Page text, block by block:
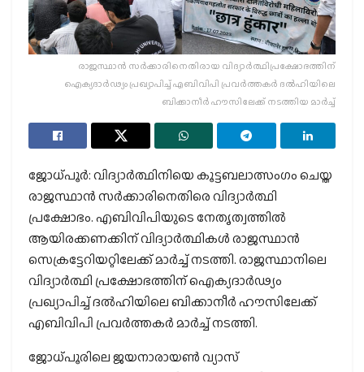
രാജസ്ഥാന്‍ സര്‍ക്കാരിനെതിരായ വിദ്യാര്‍ത്ഥിപ്രക്ഷോഭത്തിന്
ഐക്യദാര്‍ഢ്യം പ്രഖ്യാപിച്ച് എബിവിപി പ്രവര്‍ത്തകര്‍ ദല്‍ഹിയിലെ
ബിക്കാനീര്‍ ഹൗസിലേക്ക് നടത്തിയ മാര്‍ച്ച്
ജോധ്പൂര്‍: വിദ്യാര്‍ത്ഥിനിയെ കൂട്ടബലാത്സംഗം ചെയ്ത
രാജസ്ഥാന്‍ സര്‍ക്കാരിനെതിരെ വിദ്യാര്‍ത്ഥി
പ്രക്ഷോഭം. എബിവിപിയുടെ നേതൃത്വത്തില്‍
ആയിരക്കണക്കിന് വിദ്യാര്‍ത്ഥികള്‍ രാജസ്ഥാന്‍
സെക്രട്ടേറിയറ്റിലേക്ക് മാര്‍ച്ച് നടത്തി. രാജസ്ഥാനിലെ
വിദ്യാര്‍ത്ഥി പ്രക്ഷോഭത്തിന് ഐക്യദാര്‍ഢ്യം
പ്രഖ്യാപിച്ച് ദല്‍ഹിയിലെ ബിക്കാനീര്‍ ഹൗസിലേക്ക്
എബിവിപി പ്രവര്‍ത്തകര്‍ മാര്‍ച്ച് നടത്തി.
ജോധ്പൂരിലെ ജയനാരായണ്‍ വ്യാസ്